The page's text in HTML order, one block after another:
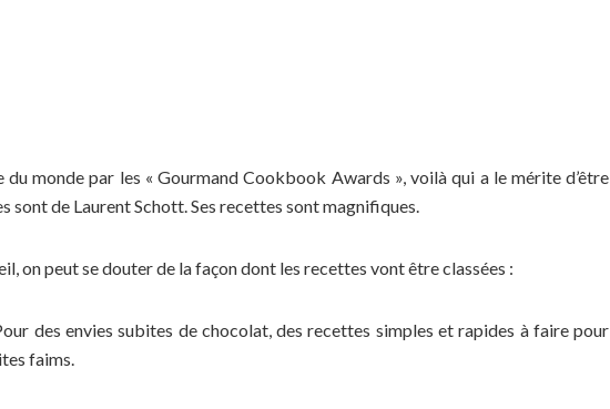
monde par les « Gourmand Cookbook Awards », voilà qui a le mérite d’être
sont de Laurent Schott. Ses recettes sont magnifiques.
on peut se douter de la façon dont les recettes vont être classées :
des envies subites de chocolat, des recettes simples et rapides à faire pour
faims.